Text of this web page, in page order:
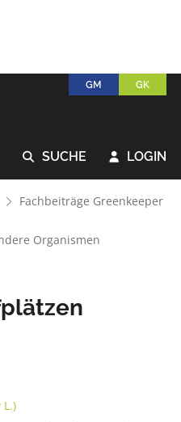
GM GK
 SUCHE  LOGIN
Fachbeiträge Greenkeeper
Organismen
L.)